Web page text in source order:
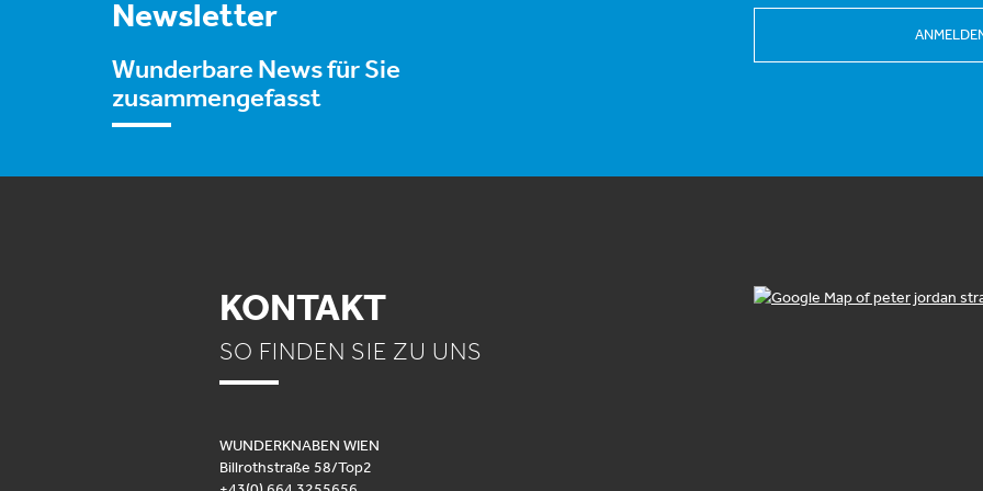
Newsletter
Wunderbare News für Sie
zusammengefasst
KONTAKT
SO FINDEN SIE ZU UNS
WUNDERKNABEN WIEN
Billrothstraße 58/Top2